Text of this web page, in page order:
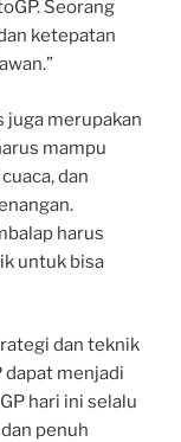
Seorang
ketepatan
juga merupakan
mampu
dan
harus
untuk bisa
dan teknik
dapat menjadi
hari ini selalu
penuh